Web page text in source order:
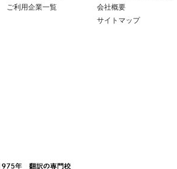
ご利用企業一覧
会社概要
サイトマップ